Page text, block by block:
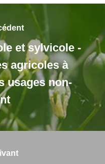
et sylvicole -
agricoles à
usages non-